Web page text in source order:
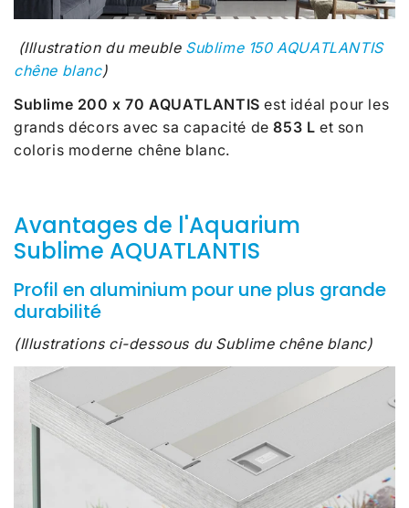
(Illustration du meuble Sublime 150 AQUATLANTIS
chêne blanc)
Sublime 200 x 70 AQUATLANTIS est idéal pour les
grands décors avec sa capacité de 853 L et son
coloris moderne chêne blanc.
Avantages de l'Aquarium
Sublime AQUATLANTIS
Profil en aluminium pour une plus grande
durabilité
(Illustrations ci-dessous du Sublime chêne blanc)